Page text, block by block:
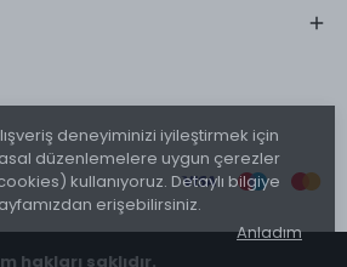
deneyiminizi iyileştirmek için
düzenlemelere uygun çerezler
kullanıyoruz. Detaylı bilgiye
erişebilirsiniz.
Anladım
hakları saklıdır.